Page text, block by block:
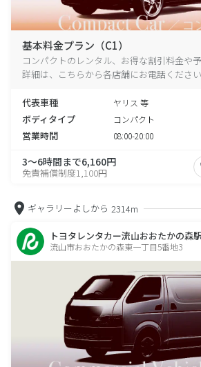
基本料金プラン（C1）
コンパクトのレンタル、お得な割引料金や
詳細は、こちらから各店舗にお電話ください
代表車種 ヤリス 等
ボディタイプ コンパクト
営業時間 08:00-20:00
3～6時間まで6,160円
免責補償制度1,100円
ギャラリーよしから 2314m
トヨタレンタカー流山おおたかの森
流山市おおたかの森東一丁目5番地3